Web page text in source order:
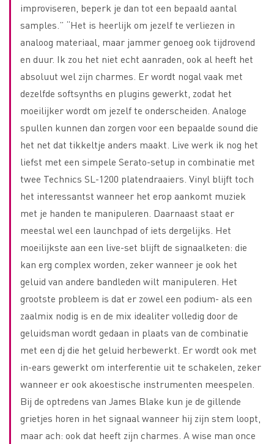
improviseren, beperk je dan tot een bepaald aantal
samples.” “Het is heerlijk om jezelf te verliezen in
analoog materiaal, maar jammer genoeg ook tijdrovend
en duur. Ik zou het niet echt aanraden, ook al heeft het
absoluut wel zijn charmes. Er wordt nogal vaak met
dezelfde softsynths en plugins gewerkt, zodat het
moeilijker wordt om jezelf te onderscheiden. Analoge
spullen kunnen dan zorgen voor een bepaalde sound die
het net dat tikkeltje anders maakt. Live werk ik nog het
liefst met een simpele Serato-setup in combinatie met
twee Technics SL-1200 platendraaiers. Vinyl blijft toch
het interessantst wanneer het erop aankomt muziek
met je handen te manipuleren. Daarnaast staat er
meestal wel een launchpad of iets dergelijks. Het
moeilijkste aan een live-set blijft de signaalketen: die
kan erg complex worden, zeker wanneer je ook het
geluid van andere bandleden wilt manipuleren. Het
grootste probleem is dat er zowel een podium- als een
zaalmix nodig is en de mix idealiter volledig door de
geluidsman wordt gedaan in plaats van de combinatie
met een dj die het geluid herbewerkt. Er wordt ook met
in-ears gewerkt om interferentie uit te schakelen, zeker
wanneer er ook akoestische instrumenten meespelen.
Bij de optredens van James Blake kun je de gillende
grietjes horen in het signaal wanneer hij zijn stem loopt,
maar ach: ook dat heeft zijn charmes. A wise man once